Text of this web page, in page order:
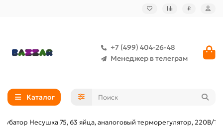
₽
+7 (499) 404-26-48
Менеджер в телеграм
Каталог
Несушка 75, 63 яйца, аналоговый терморегулятор, 220В/